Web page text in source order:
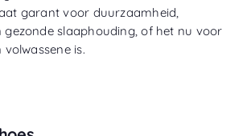
garant voor duurzaamheid,
gezonde slaaphouding, of het nu voor
is.